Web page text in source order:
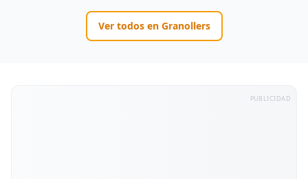
Ver todos en Granollers
PUBLICIDAD